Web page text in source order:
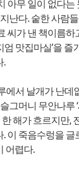
아무 일이 없다
난다. 숱한 사람
씨가 낸 책이름하
엄 맛집마실’을
.
에서 날개가 난데
그머니 무안나루
한 해가 흐르지만,
이 죽음수렁을
어렵다.